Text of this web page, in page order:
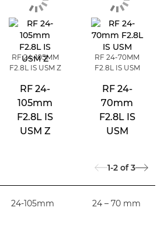
RF 24-105MM
F2.8L IS USM Z
RF 24-
105mm
F2.8L IS
USM Z
RF 24-70MM
F2.8L IS USM
RF 24-
70mm
F2.8L IS
USM
1-2 of 3
24-105mm 24 – 70 mm